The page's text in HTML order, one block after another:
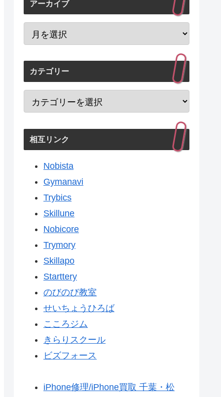
アーカイブ
カテゴリー
相互リンク
Nobista
Gymanavi
Trybics
Skillune
Nobicore
Trymory
Skillapo
Starttery
のびのび教室
せいちょうひろば
こころジム
きらりスクール
ビズフォース
iPhone修理/iPhone買取 千葉・松